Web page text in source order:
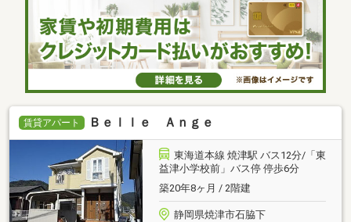
賃貸アパート Ｂｅｌｌｅ Ａｎｇｅ
東海道本線 焼津駅 バス12分/「東
益津小学校前」バス停 停歩6分
築20年8ヶ月 / 2階建
静岡県焼津市石脇下